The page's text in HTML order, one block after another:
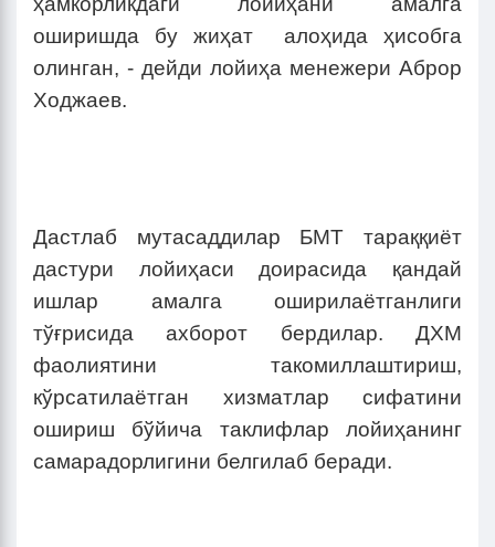
оширишда бу жиҳат алоҳида ҳисобга
олинган, - дейди лойиҳа менежери Аброр
Ходжаев.
Дастлаб мутасаддилар БМТ тараққиёт
дастури лойиҳаси доирасида қандай
ишлар амалга оширилаётганлиги
тўғрисида ахборот бердилар. ДХМ
фаолиятини такомиллаштириш,
кўрсатилаётган хизматлар сифатини
ошириш бўйича таклифлар лойиҳанинг
самарадорлигини белгилаб беради.